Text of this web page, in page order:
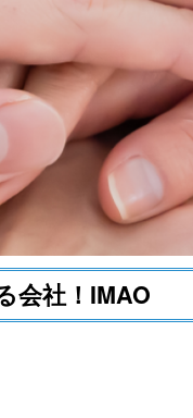
会社！IMAO